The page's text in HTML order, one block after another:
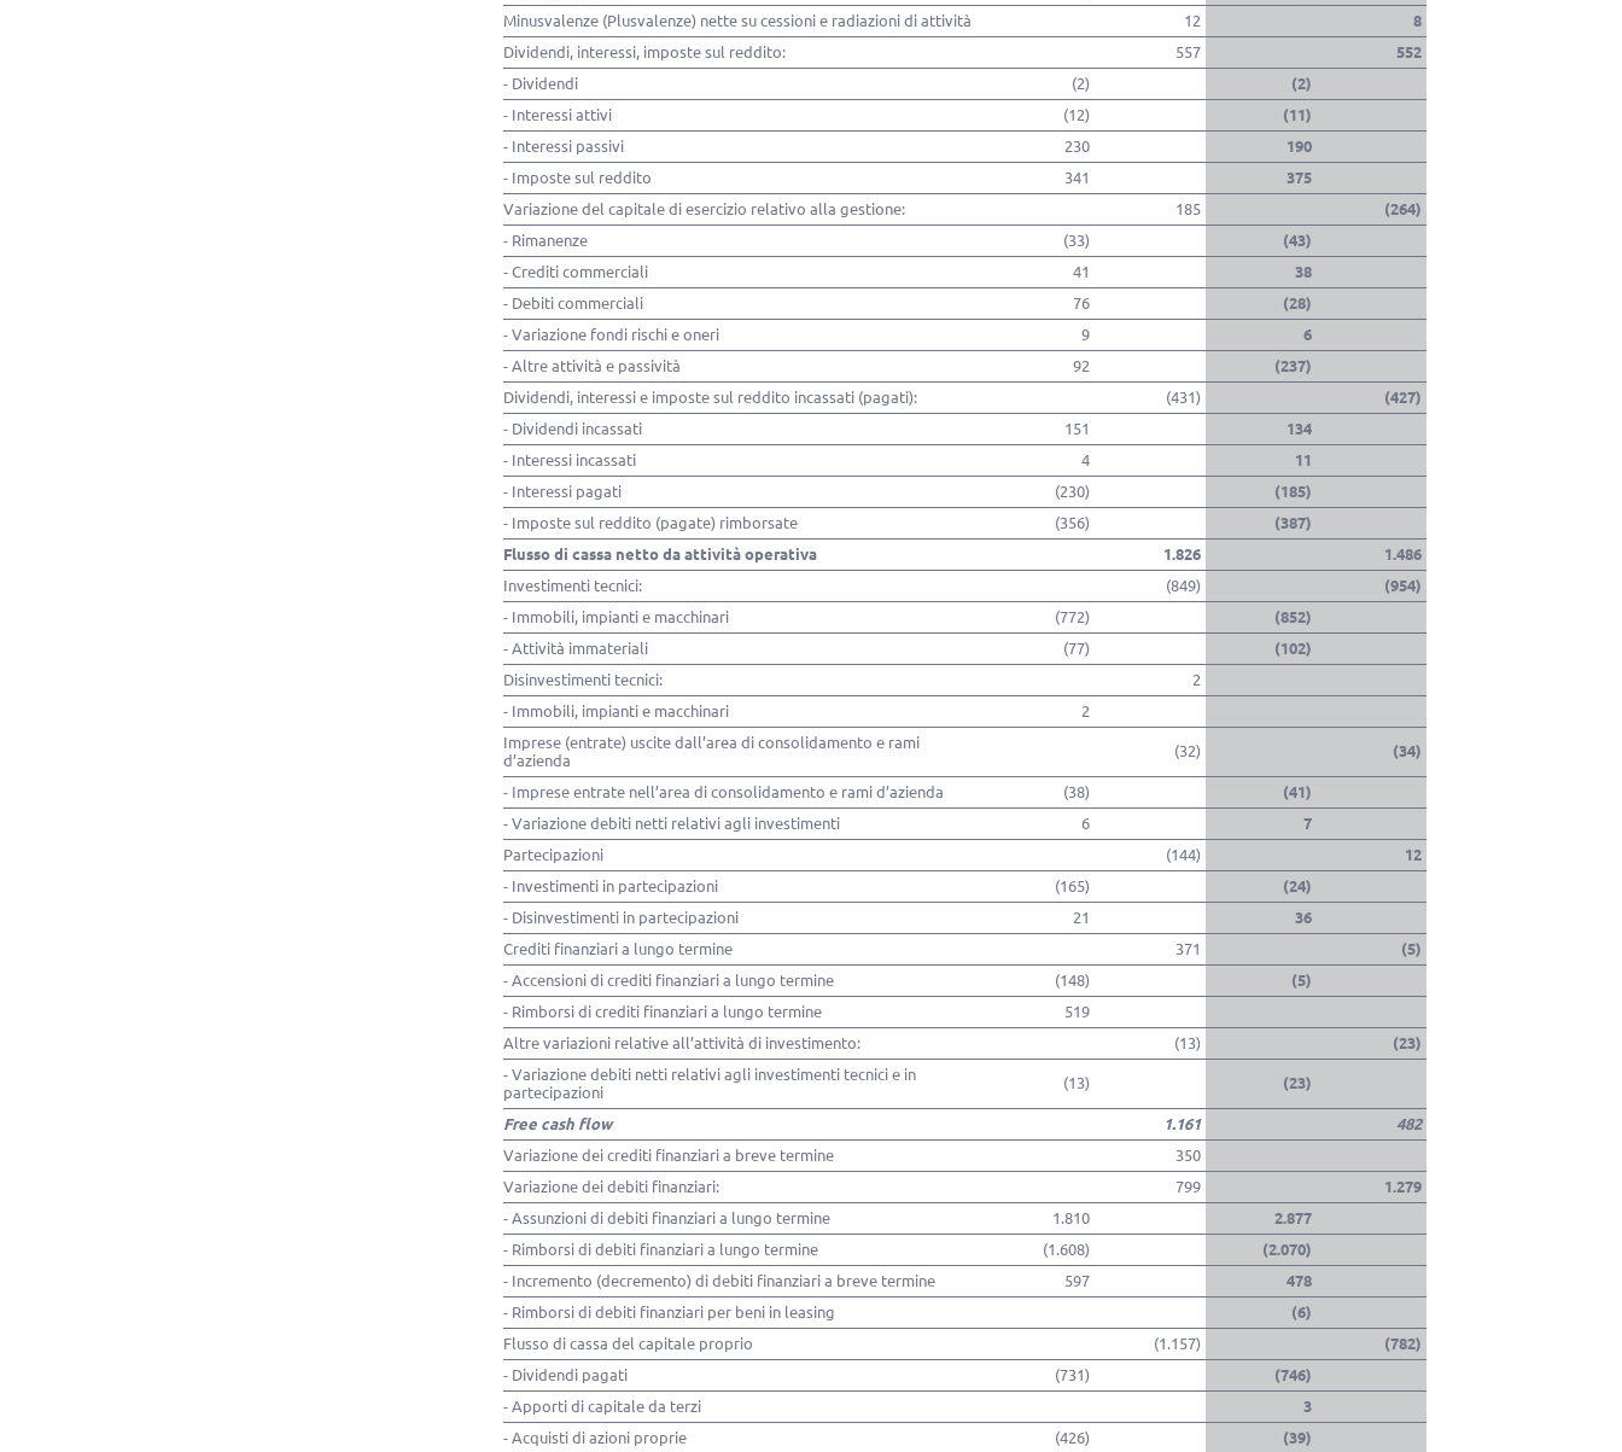
Minusvalenze (Plusvalenze) nette su cessioni e radiazioni di attività
12
8
Dividendi, interessi, imposte sul reddito:
557
552
- Dividendi
(2)
(2)
- Interessi attivi
(12)
(11)
- Interessi passivi
230
190
- Imposte sul reddito
341
375
Variazione del capitale di esercizio relativo alla gestione:
185
(264)
- Rimanenze
(33)
(43)
- Crediti commerciali
41
38
- Debiti commerciali
76
(28)
- Variazione fondi rischi e oneri
9
6
- Altre attività e passività
92
(237)
Dividendi, interessi e imposte sul reddito incassati (pagati):
(431)
(427)
- Dividendi incassati
151
134
- Interessi incassati
4
11
- Interessi pagati
(230)
(185)
- Imposte sul reddito (pagate) rimborsate
(356)
(387)
Flusso di cassa netto da attività operativa
1.826
1.486
Investimenti tecnici:
(849)
(954)
- Immobili, impianti e macchinari
(772)
(852)
- Attività immateriali
(77)
(102)
Disinvestimenti tecnici:
2
- Immobili, impianti e macchinari
2
Imprese (entrate) uscite dall’area di consolidamento e rami
d’azienda
(32) (34)
- Imprese entrate nell’area di consolidamento e rami d’azienda (38)
(41)
- Variazione debiti netti relativi agli investimenti
6
7
Partecipazioni
(144)
12
- Investimenti in partecipazioni
(165)
(24)
- Disinvestimenti in partecipazioni
21
36
Crediti finanziari a lungo termine
371
(5)
- Accensioni di crediti finanziari a lungo termine
(148)
(5)
- Rimborsi di crediti finanziari a lungo termine
519
Altre variazioni relative all’attività di investimento:
(13)
(23)
- Variazione debiti netti relativi agli investimenti tecnici e in
partecipazioni
(13) (23)
Free cash flow 1.161
482
Variazione dei crediti finanziari a breve termine
350
Variazione dei debiti finanziari:
799
1.279
- Assunzioni di debiti finanziari a lungo termine
1.810
2.877
- Rimborsi di debiti finanziari a lungo termine
(1.608)
(2.070)
- Incremento (decremento) di debiti finanziari a breve termine
597
478
- Rimborsi di debiti finanziari per beni in leasing
(6)
Flusso di cassa del capitale proprio
(1.157)
(782)
- Dividendi pagati
(731)
(746)
- Apporti di capitale da terzi
3
- Acquisti di azioni proprie
(426) (39)